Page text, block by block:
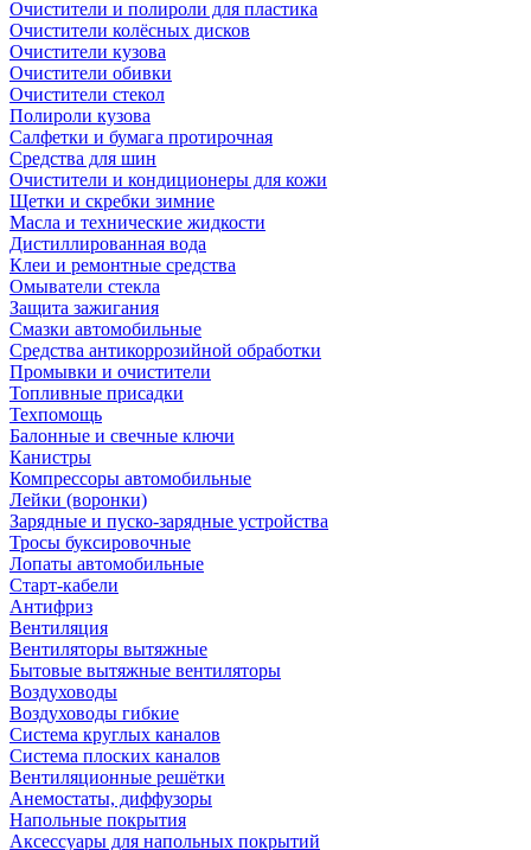
Очистители и полироли для пластика
Очистители колёсных дисков
Очистители кузова
Очистители обивки
Очистители стекол
Полироли кузова
Салфетки и бумага протирочная
Средства для шин
Очистители и кондиционеры для кожи
Щетки и скребки зимние
Масла и технические жидкости
Дистиллированная вода
Клеи и ремонтные средства
Омыватели стекла
Защита зажигания
Смазки автомобильные
Средства антикоррозийной обработки
Промывки и очистители
Топливные присадки
Техпомощь
Балонные и свечные ключи
Канистры
Компрессоры автомобильные
Лейки (воронки)
Зарядные и пуско-зарядные устройства
Тросы буксировочные
Лопаты автомобильные
Старт-кабели
Антифриз
Вентиляция
Вентиляторы вытяжные
Бытовые вытяжные вентиляторы
Воздуховоды
Воздуховоды гибкие
Система круглых каналов
Система плоских каналов
Вентиляционные решётки
Анемостаты, диффузоры
Напольные покрытия
Аксессуары для напольных покрытий